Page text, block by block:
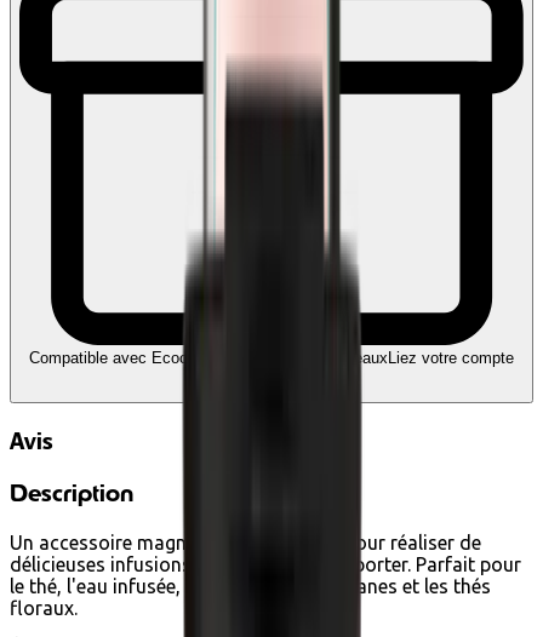
Compatible avec Ecochèques et Chèques-cadeaux Liez votre compte
Avis
Description
Un accessoire magnifiquement conçu pour réaliser de
délicieuses infusions savoureuses à emporter. Parfait pour
le thé, l'eau infusée, les infusions, les tisanes et les thés
floraux.